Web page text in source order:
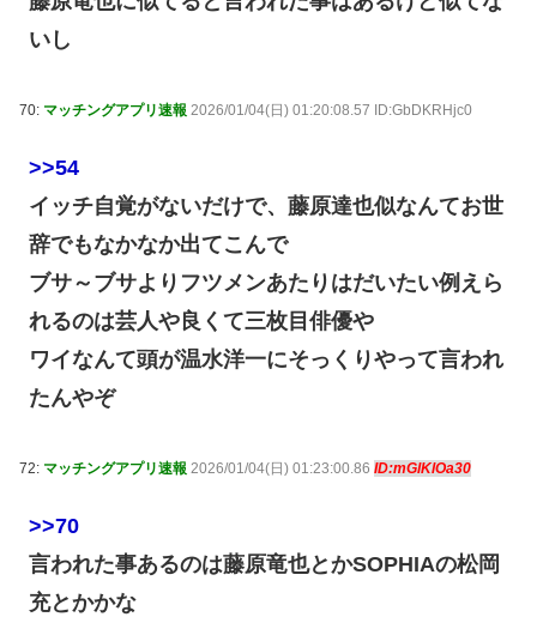
いし
70: マッチングアプリ速報 2026/01/04(日) 01:20:08.57 ID:GbDKRHjc0
>>54
イッチ自覚がないだけで、藤原達也似なんてお世
辞でもなかなか出てこんで
ブサ～ブサよりフツメンあたりはだいたい例えら
れるのは芸人や良くて三枚目俳優や
ワイなんて頭が温水洋一にそっくりやって言われ
たんやぞ
72: マッチングアプリ速報 2026/01/04(日) 01:23:00.86 ID:mGlKlOa30
>>70
言われた事あるのは藤原竜也とかSOPHIAの松岡
充とかかな